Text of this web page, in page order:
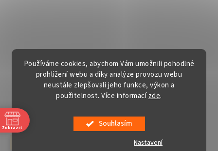
Používáme cookies, abychom Vám umožnili pohodlné
prohlížení webu a díky analýze provozu webu
neustále zlepšovali jeho funkce, výkon a
použitelnost. Více informacízde.
Souhlasím
Nastavení
Vytvořil Shoptet
Copyright 2026 Gardentech s.r.o.. Všechna práva vyhrazena.
Zobrazit